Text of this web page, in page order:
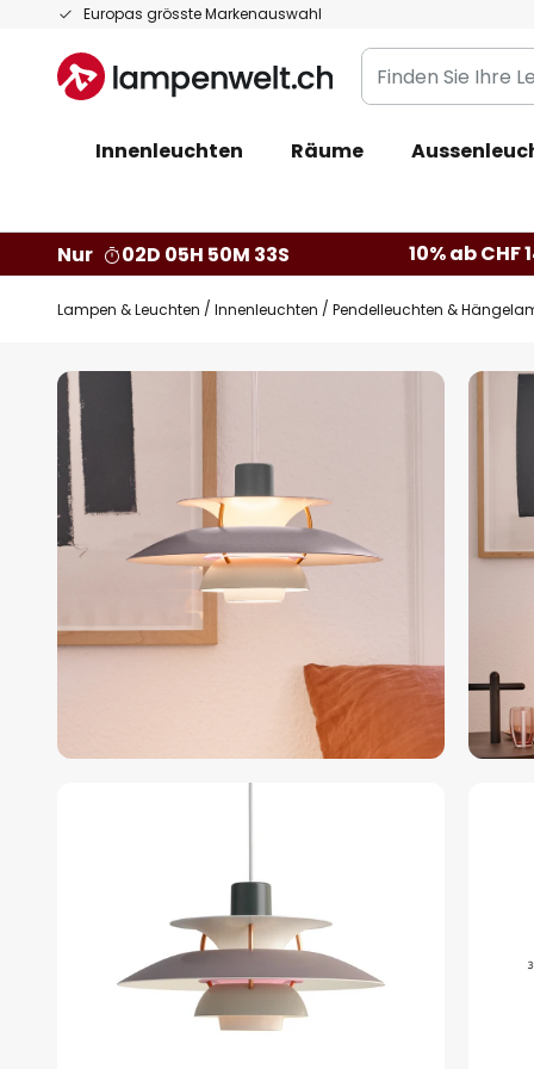
Europas grösste Markenauswahl
Zum
springen
Finden
Sie
Leuchte...
Innenleuchten Räume
Nur 02D 05H 50M 32S 10% ab CHF
Lampen & Leuchten Innenleuchten Pendelleuchten &
Zum
Ende
der
Bildgalerie
springen